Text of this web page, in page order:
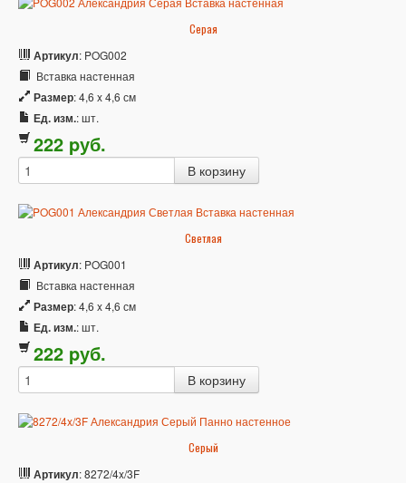
Серая
Артикул: POG002
Вставка настенная
Размер: 4,6 x 4,6 см
Ед. изм.: шт.
222 pуб.
Светлая
Артикул: POG001
Вставка настенная
Размер: 4,6 x 4,6 см
Ед. изм.: шт.
222 pуб.
Серый
Артикул: 8272/4x/3F